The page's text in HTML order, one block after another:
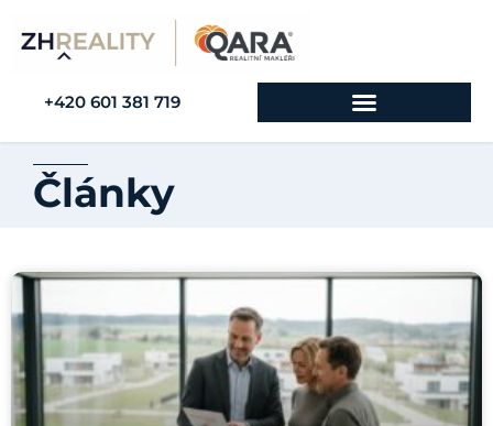
+420 601 381 719
Články